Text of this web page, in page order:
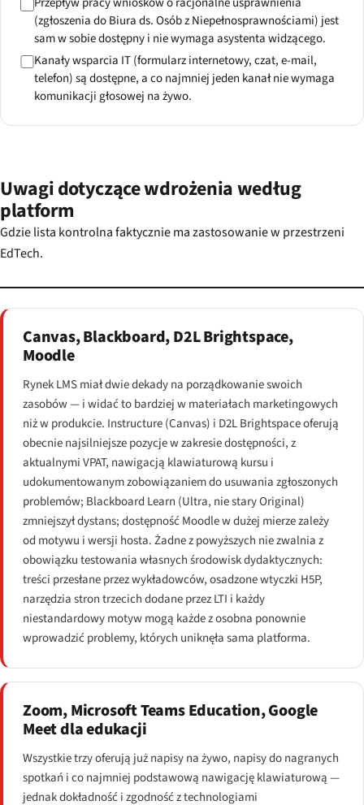
(zgłoszenia do Biura ds. Osób z Niepełnosprawnościami) jest
sam w sobie dostępny i nie wymaga asystenta widzącego.
Kanały wsparcia IT (formularz internetowy, czat, e-mail,
telefon) są dostępne, a co najmniej jeden kanał nie wymaga
komunikacji głosowej na żywo.
Uwagi dotyczące wdrożenia według
platform
Gdzie lista kontrolna faktycznie ma zastosowanie w przestrzeni
EdTech.
Canvas, Blackboard, D2L Brightspace,
Moodle
Rynek LMS miał dwie dekady na porządkowanie swoich
zasobów — i widać to bardziej w materiałach marketingowych
niż w produkcie. Instructure (Canvas) i D2L Brightspace oferują
obecnie najsilniejsze pozycje w zakresie dostępności, z
aktualnymi VPAT, nawigacją klawiaturową kursu i
udokumentowanym zobowiązaniem do usuwania zgłoszonych
problemów; Blackboard Learn (Ultra, nie stary Original)
zmniejszył dystans; dostępność Moodle w dużej mierze zależy
od motywu i wersji hosta. Żadne z powyższych nie zwalnia z
obowiązku testowania własnych środowisk dydaktycznych:
treści przesłane przez wykładowców, osadzone wtyczki H5P,
narzędzia stron trzecich dodane przez LTI i każdy
niestandardowy motyw mogą każde z osobna ponownie
wprowadzić problemy, których uniknęła sama platforma.
Zoom, Microsoft Teams Education, Google
Meet dla edukacji
Wszystkie trzy oferują już napisy na żywo, napisy do nagranych
spotkań i co najmniej podstawową nawigację klawiaturową —
jednak dokładność i zgodność z technologiami